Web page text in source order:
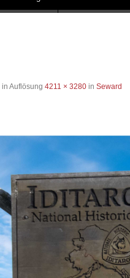
in Auflösung 4211 × 3280in Seward